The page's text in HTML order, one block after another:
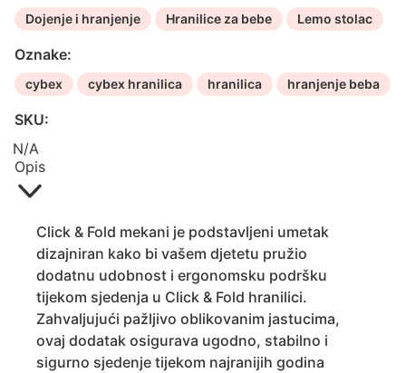
Dojenje i hranjenje Hranilice za bebe Lemo stolac
Oznake:
cybex cybex hranilica hranilica hranjenje beba
SKU:
N/A
Opis
Click & Fold mekani je podstavljeni umetak
dizajniran kako bi vašem djetetu pružio
dodatnu udobnost i ergonomsku podršku
tijekom sjedenja u Click & Fold hranilici.
Zahvaljujući pažljivo oblikovanim jastucima,
ovaj dodatak osigurava ugodno, stabilno i
sigurno sjedenje tijekom najranijih godina